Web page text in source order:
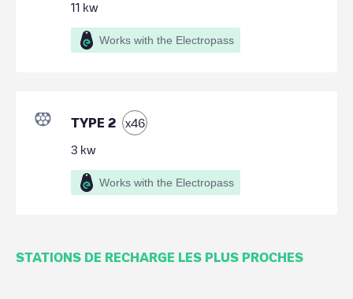
11 kw
Works with the Electropass
TYPE 2 x46
3 kw
Works with the Electropass
STATIONS DE RECHARGE LES PLUS PROCHES